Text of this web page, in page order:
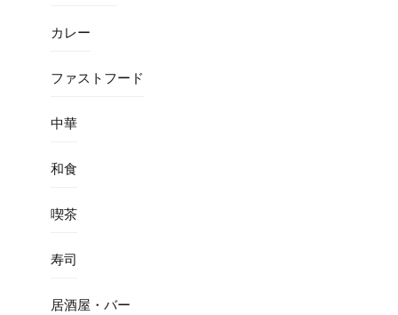
カレー
ファストフード
中華
和食
喫茶
寿司
居酒屋・バー